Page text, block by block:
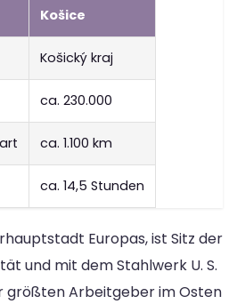
Košice
Košický kraj
ca. 230.000
ca. 1.100 km
ca. 14,5 Stunden
Europas, ist Sitz der
und mit dem Stahlwerk U. S.
größten Arbeitgeber im Osten